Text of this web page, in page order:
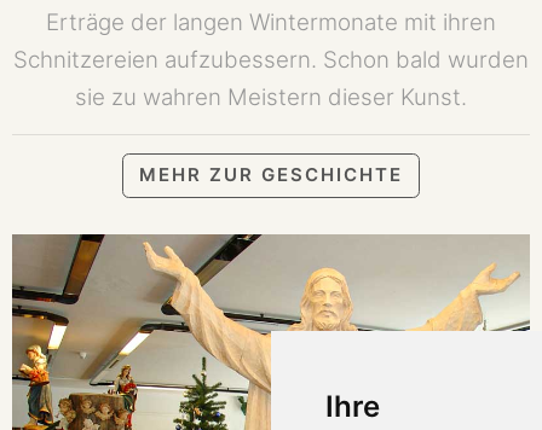
Ihre
Erträge der langen Wintermonate mit ihren
Schnitzereien aufzubessern. Schon bald wurden
sie zu wahren Meistern dieser Kunst.
MEHR ZUR GESCHICHTE